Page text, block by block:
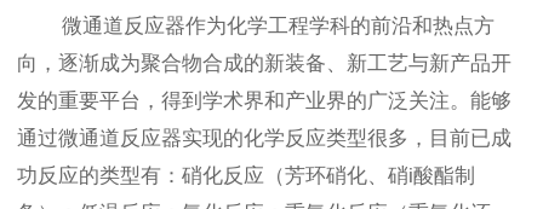
微通道反应器作为化学工程学科的前沿和热点方
向，逐渐成为聚合物合成的新装备、新工艺与新产品开
发的重要平台，得到学术界和产业界的广泛关注。能够
通过微通道反应器实现的化学反应类型很多，目前已成
功反应的类型有：硝化反应（芳环硝化、硝i酸酯制